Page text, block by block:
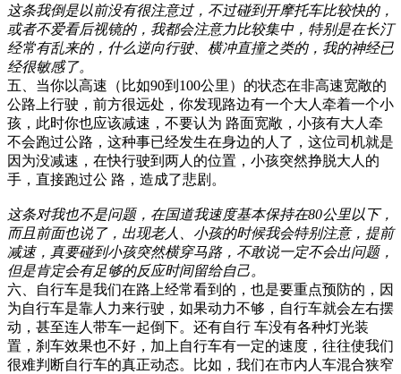
这条我倒是以前没有很注意过，不过碰到开摩托车比较快的，
或者不爱看后视镜的，我都会注意力比较集中，特别是在长汀
经常有乱来的，什么逆向行驶、横冲直撞之类的，我的神经已
经很敏感了。
五、当你以高速（比如90到100公里）的状态在非高速宽敞的
公路上行驶，前方很远处，你发现路边有一个大人牵着一个小
孩，此时你也应该减速，不要认为 路面宽敞，小孩有大人牵
不会跑过公路，这种事已经发生在身边的人了，这位司机就是
因为没减速，在快行驶到两人的位置，小孩突然挣脱大人的
手，直接跑过公 路，造成了悲剧。
这条对我也不是问题，在国道我速度基本保持在80公里以下，
而且前面也说了，出现老人、小孩的时候我会特别注意，提前
减速，真要碰到小孩突然横穿马路，不敢说一定不会出问题，
但是肯定会有足够的反应时间留给自己。
六、自行车是我们在路上经常看到的，也是要重点预防的，因
为自行车是靠人力来行驶，如果动力不够，自行车就会左右摆
动，甚至连人带车一起倒下。还有自行 车没有各种灯光装
置，刹车效果也不好，加上自行车有一定的速度，往往使我们
很难判断自行车的真正动态。比如，我们在市内人车混合狭窄